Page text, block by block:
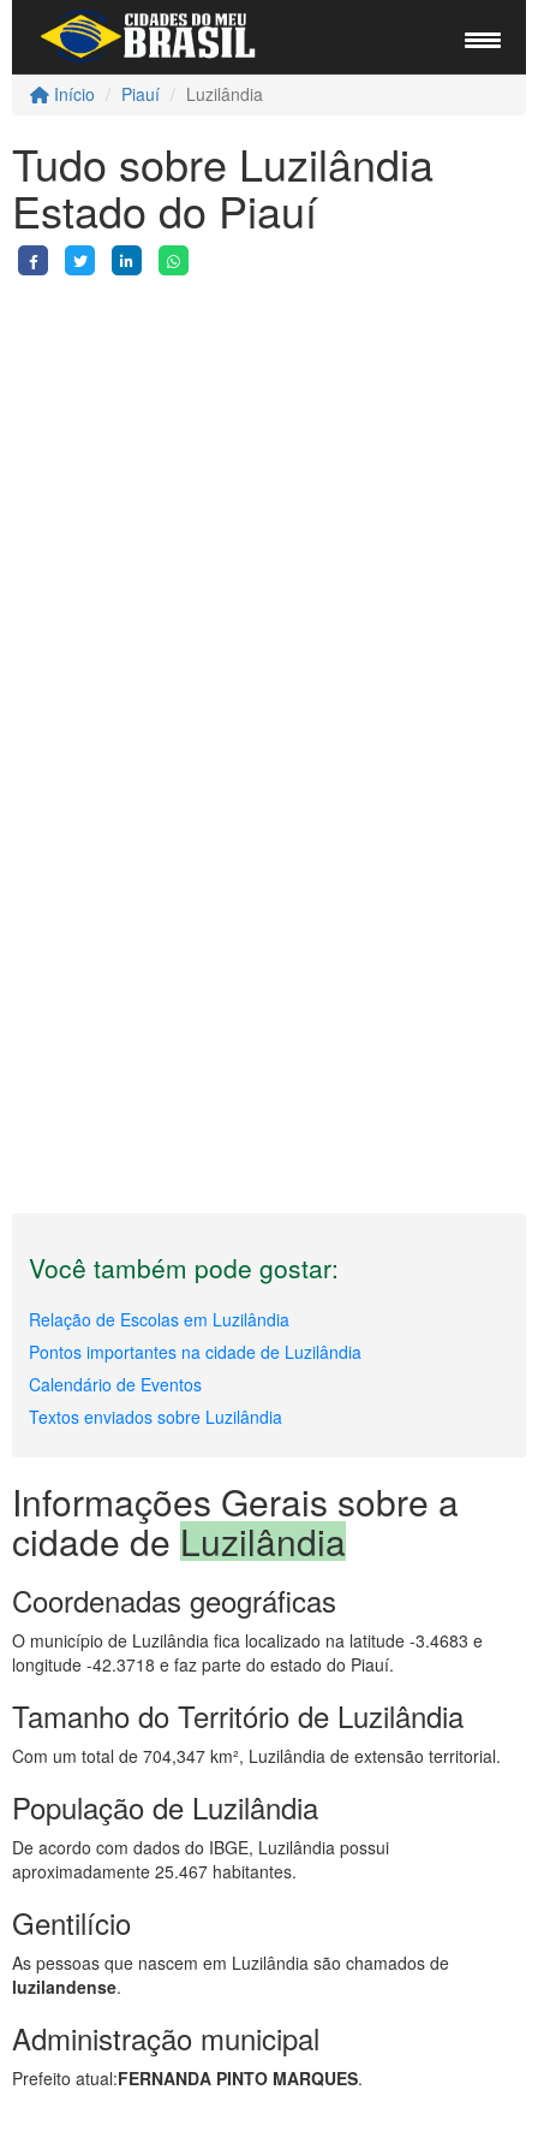
Início Piauí Luzilândia
Tudo sobre Luzilândia
Estado do Piauí
Você também pode gostar:
Relação de Escolas em Luzilândia
Pontos importantes na cidade de Luzilândia
Calendário de Eventos
Textos enviados sobre Luzilândia
Informações Gerais sobre a
cidade de Luzilândia
Coordenadas geográficas
O município de Luzilândia fica localizado na latitude -3.4683 e
longitude -42.3718 e faz parte do estado do Piauí.
Tamanho do Território de Luzilândia
Com um total de 704,347 km², Luzilândia de extensão territorial.
População de Luzilândia
De acordo com dados do IBGE, Luzilândia possui
aproximadamente 25.467 habitantes.
Gentilício
As pessoas que nascem em Luzilândia são chamados de
luzilandense.
Administração municipal
Prefeito atual:FERNANDA PINTO MARQUES.